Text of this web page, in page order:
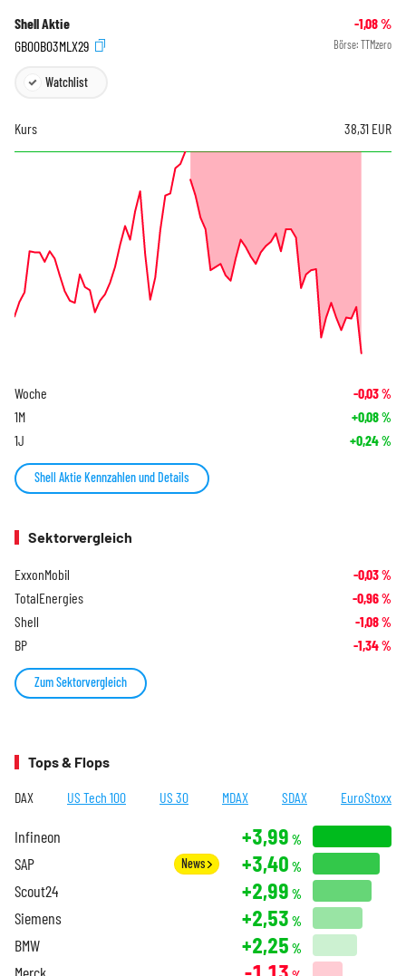
Shell Aktie -1,08%
GB00B03MLX29
Börse: TTMzero
Watchlist
Kurs 38,31 EUR
Woche -0,03%
1M +0,08%
1J +0,24%
Shell Aktie Kennzahlen und Details
Sektorvergleich
ExxonMobil -0,03%
TotalEnergies -0,96%
Shell -1,08%
BP -1,34%
Zum Sektorvergleich
Tops & Flops
DAX US Tech 100 US 30 MDAX SDAX EuroStoxx
Infineon +3,99 %
SAP News +3,40 %
Scout24 +2,99 %
Siemens +2,53 %
BMW +2,25 %